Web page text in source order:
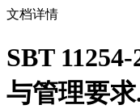
文档详情
SBT
与管理要